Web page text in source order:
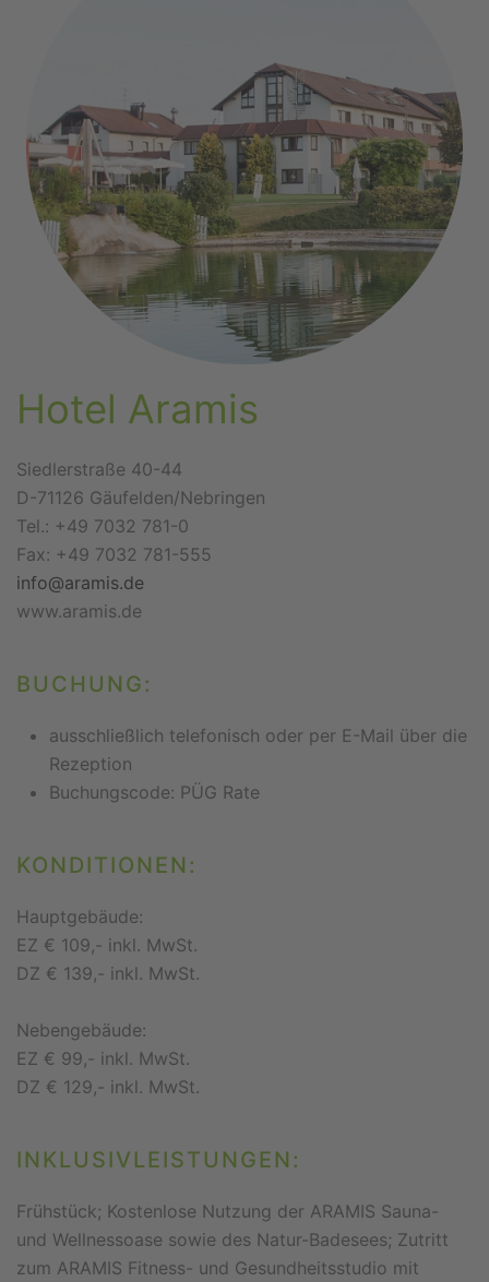
Hotel Aramis
Siedlerstraße 40-44
D-71126 Gäufelden/Nebringen
Tel.: +49 7032 781-0
Fax: +49 7032 781-555
info@aramis.de
www.aramis.de
BUCHUNG:
ausschließlich telefonisch oder per E-Mail über die
Rezeption
Buchungscode: PÜG Rate
KONDITIONEN:
Hauptgebäude:
EZ € 109,- inkl. MwSt.
DZ € 139,- inkl. MwSt.
Nebengebäude:
EZ € 99,- inkl. MwSt.
DZ € 129,- inkl. MwSt.
INKLUSIVLEISTUNGEN:
Frühstück; Kostenlose Nutzung der ARAMIS Sauna-
und Wellnessoase sowie des Natur-Badesees; Zutritt
zum ARAMIS Fitness- und Gesundheitsstudio mit